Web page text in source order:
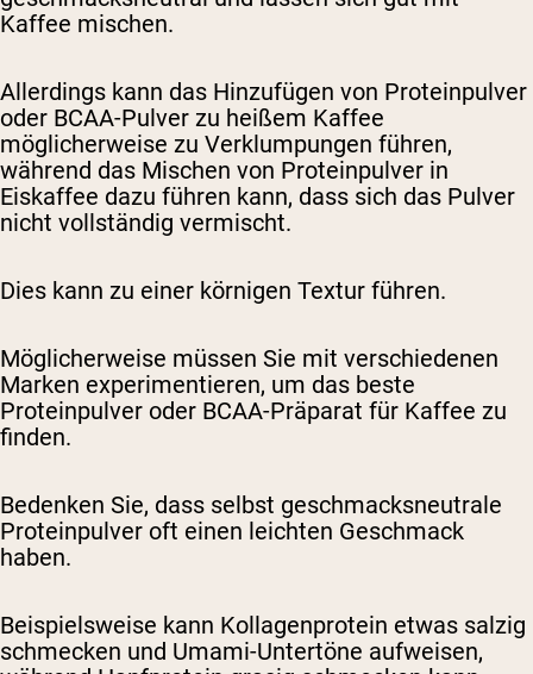
Kaffee mischen.
Allerdings kann das Hinzufügen von Proteinpulver
oder BCAA-Pulver zu heißem Kaffee
möglicherweise zu Verklumpungen führen,
während das Mischen von Proteinpulver in
Eiskaffee dazu führen kann, dass sich das Pulver
nicht vollständig vermischt.
Dies kann zu einer körnigen Textur führen.
Möglicherweise müssen Sie mit verschiedenen
Marken experimentieren, um das beste
Proteinpulver oder BCAA-Präparat für Kaffee zu
finden.
Bedenken Sie, dass selbst geschmacksneutrale
Proteinpulver oft einen leichten Geschmack
haben.
Beispielsweise kann Kollagenprotein etwas salzig
schmecken und Umami-Untertöne aufweisen,